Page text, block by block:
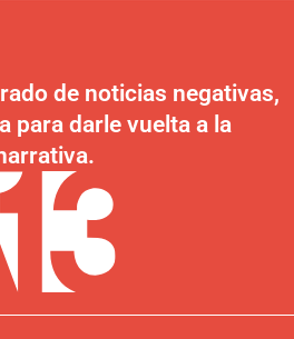
de noticias negativas,
para darle vuelta a la